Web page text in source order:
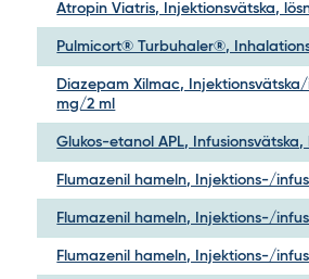
Atropin Viatris, Injektionsvätska,
Pulmicort® Turbuhaler®,
Diazepam Xilmac,
mg/2 ml
Glukos-etanol APL,
Flumazenil hameln, Injektions-/
Flumazenil hameln, Injektions-/
Flumazenil hameln, Injektions-/